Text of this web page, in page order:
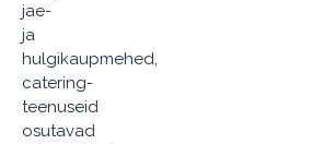
jae-
ja
hulgikaupmehed,
catering-
teenuseid
osutavad